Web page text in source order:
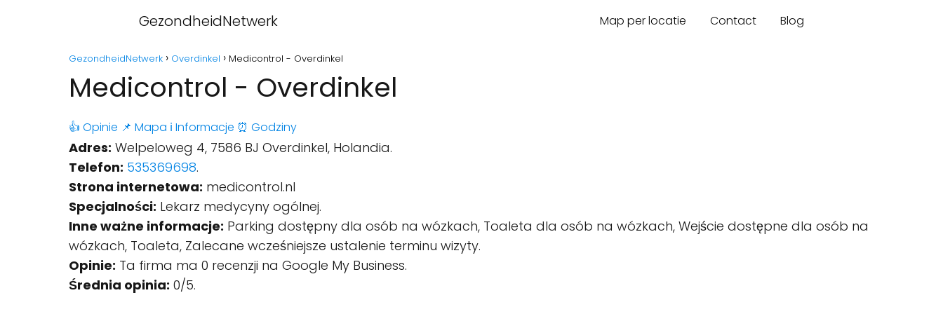
GezondheidNetwerk Map per locatie Contact Blog
GezondheidNetwerk Overdinkel Medicontrol - Overdinkel
Medicontrol - Overdinkel
👍 Opinie 📌 Mapa ℹ️ Informacje ⏰ Godziny
Adres: Welpeloweg 4, 7586 BJ Overdinkel, Holandia.
Telefon: 535369698.
Strona internetowa: medicontrol.nl
Specjalności: Lekarz medycyny ogólnej.
Inne ważne informacje: Parking dostępny dla osób na wózkach, Toaleta dla osób na wózkach, Wejście dostępne dla osób na
wózkach, Toaleta, Zalecane wcześniejsze ustalenie terminu wizyty.
Opinie: Ta firma ma 0 recenzji na Google My Business.
Średnia opinia: 0/5.